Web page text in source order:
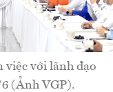
việc với lãnh đạo
(Ảnh VGP).